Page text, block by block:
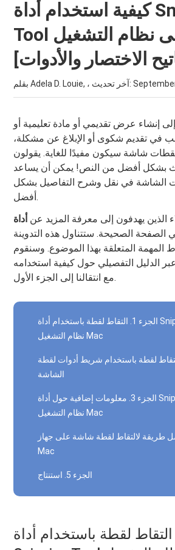
كيفية استخدام أداة Snipping
Tool على نظام التشغيل Mac؟
الاختصار والأدوات]
بقلم Adela D. Louie, ، آخر تحديث:
إنشاء عرض تقديمي أو مادة تعليمية أو
في تقديم شكوى أو الإبلاغ عن مشكلة،
شاشة سيكون مفيدًا للغاية. يقولون
بشكل أفضل من النص! يمكن أن يساعد
الشاشة في نقل وشرح التفاصيل بشكل
أفضل.
الذين يهدفون إلى معرفة المزيد عن أداة
الصفحة الصحيحة. ستتناول هذه التدوينة
المتعلقة بهذا الموضوع. وسنقوم
الدليل التفصيلي حول كيفية استخدامه
مع انتقالنا إلى الجزء الأول.
الجزء 1. التقاط لقطة باستخدام أداة Snipping Tool في
نظام التشغيل Mac
2. التقاط لقطة باستخدام شريط أدوات لقطة
الشاشة
الجزء 3. معلومات إضافية حول أداة Snipping Tool في
نظام التشغيل Mac
4. أفضل طريقة لالتقاط لقطة شاشة على جهاز
Mac
الجزء 5. استنتاج
1. التقاط لقطة باستخدام أداة